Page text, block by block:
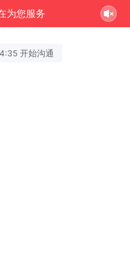
为您服务
开始沟通